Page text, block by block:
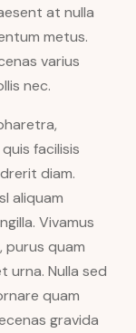
at nulla
metus.
varius
nec.
facilisis
diam.
aliquam
Vivamus
purus quam
urna. Nulla sed
quam
gravida